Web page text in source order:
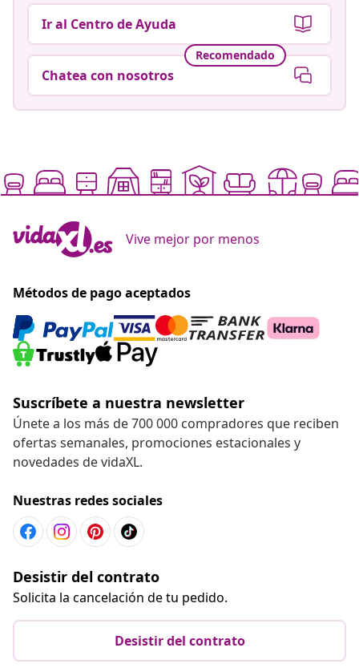
Ir al Centro de Ayuda
Recomendado
Chatea con nosotros
Vive mejor por menos
Métodos de pago aceptados
Suscríbete a nuestra newsletter
Únete a los más de 700 000 compradores que reciben
ofertas semanales, promociones estacionales y
novedades de vidaXL.
Nuestras redes sociales
Desistir del contrato
Solicita la cancelación de tu pedido.
Desistir del contrato